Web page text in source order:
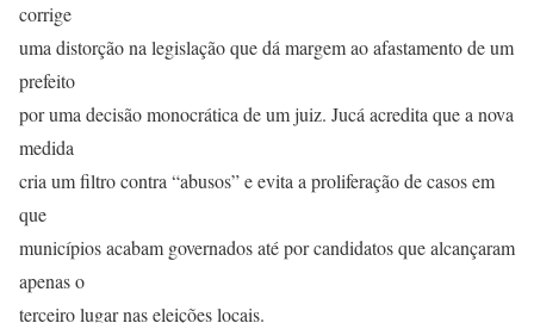
corrige
uma distorção na legislação que dá margem ao afastamento de um
prefeito
por uma decisão monocrática de um juiz. Jucá acredita que a nova
medida
cria um filtro contra “abusos” e evita a proliferação de casos em
que
municípios acabam governados até por candidatos que alcançaram
apenas o
terceiro lugar nas eleições locais.